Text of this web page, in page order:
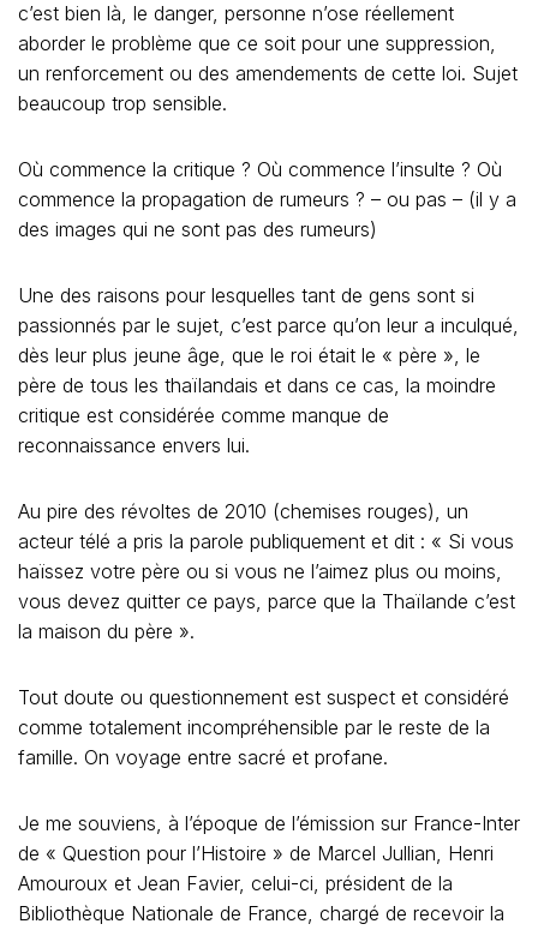
c’est bien là, le danger, personne n’ose réellement
aborder le problème que ce soit pour une suppression,
un renforcement ou des amendements de cette loi. Sujet
beaucoup trop sensible.
Où commence la critique ? Où commence l’insulte ? Où
commence la propagation de rumeurs ? – ou pas – (il y a
des images qui ne sont pas des rumeurs)
Une des raisons pour lesquelles tant de gens sont si
passionnés par le sujet, c’est parce qu’on leur a inculqué,
dès leur plus jeune âge, que le roi était le « père », le
père de tous les thaïlandais et dans ce cas, la moindre
critique est considérée comme manque de
reconnaissance envers lui.
Au pire des révoltes de 2010 (chemises rouges), un
acteur télé a pris la parole publiquement et dit : « Si vous
haïssez votre père ou si vous ne l’aimez plus ou moins,
vous devez quitter ce pays, parce que la Thaïlande c’est
la maison du père ».
Tout doute ou questionnement est suspect et considéré
comme totalement incompréhensible par le reste de la
famille. On voyage entre sacré et profane.
Je me souviens, à l’époque de l’émission sur France-Inter
de « Question pour l’Histoire » de Marcel Jullian, Henri
Amouroux et Jean Favier, celui-ci, président de la
Bibliothèque Nationale de France, chargé de recevoir la